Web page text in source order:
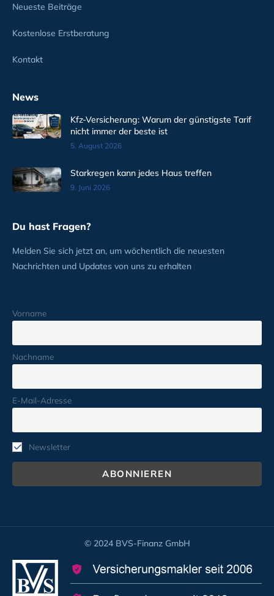
Neueste Beiträge
Kostenlose Erstberatung
Kontakt
News
Kfz-Versicherung: Warum der günstigste Tarif
nicht immer der beste ist
5. August 2026
Starkregen kann jedes Haus treffen
9. Juni 2026
Du hast Fragen?
Melden Sie sich jetzt an, um wöchentlich die neuesten
Nachrichten und Updates von uns zu erhalten
Vorname
Nachname
E-Mail-Adresse
Newsletter
© 2024 BVS-Finanz GmbH